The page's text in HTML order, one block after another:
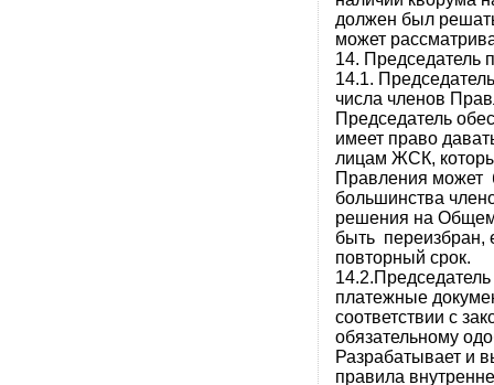
должен был
может
14. Председатель
14.1.
числа членов
Председатель
имеет право
лицам ЖСК,
Правления может
большинства
решения на
быть переизбран,
повторный срок.
платежные
соответствии с
обязательному
Разрабатывает и
правила